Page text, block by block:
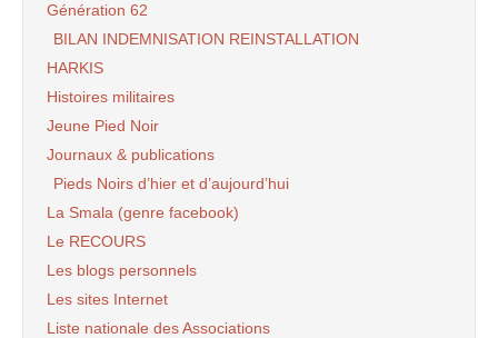
Génération 62
BILAN INDEMNISATION REINSTALLATION
HARKIS
Histoires militaires
Jeune Pied Noir
Journaux & publications
Pieds Noirs d’hier et d’aujourd’hui
La Smala (genre facebook)
Le RECOURS
Les blogs personnels
Les sites Internet
Liste nationale des Associations